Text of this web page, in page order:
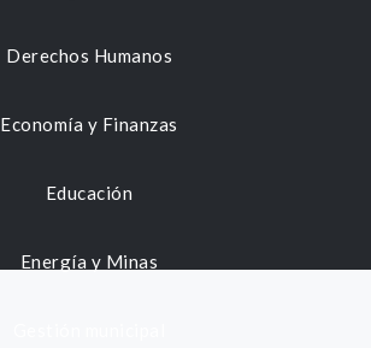
Derechos Humanos
Economía y Finanzas
Educación
Energía y Minas